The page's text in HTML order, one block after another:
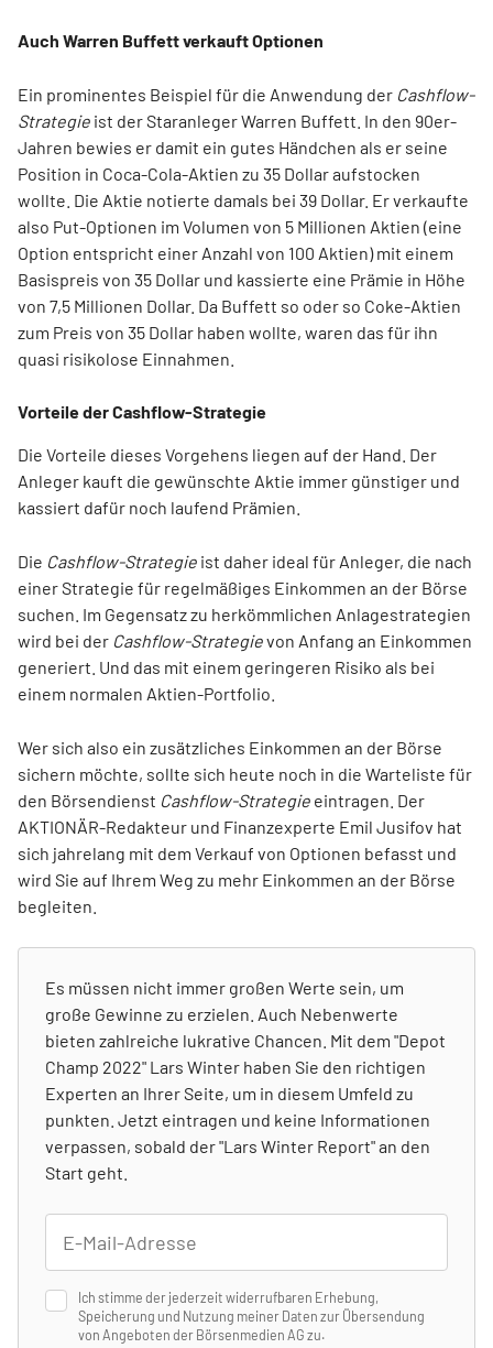
Auch Warren Buffett verkauft Optionen
Ein prominentes Beispiel für die Anwendung der Cashflow-
Strategie ist der Staranleger Warren Buffett. In den 90er-
Jahren bewies er damit ein gutes Händchen als er seine
Position in Coca-Cola-Aktien zu 35 Dollar aufstocken
wollte. Die Aktie notierte damals bei 39 Dollar. Er verkaufte
also Put-Optionen im Volumen von 5 Millionen Aktien (eine
Option entspricht einer Anzahl von 100 Aktien) mit einem
Basispreis von 35 Dollar und kassierte eine Prämie in Höhe
von 7,5 Millionen Dollar. Da Buffett so oder so Coke-Aktien
zum Preis von 35 Dollar haben wollte, waren das für ihn
quasi risikolose Einnahmen.
Vorteile der Cashflow-Strategie
Die Vorteile dieses Vorgehens liegen auf der Hand. Der
Anleger kauft die gewünschte Aktie immer günstiger und
kassiert dafür noch laufend Prämien.
Die Cashflow-Strategie ist daher ideal für Anleger, die nach
einer Strategie für regelmäßiges Einkommen an der Börse
suchen. Im Gegensatz zu herkömmlichen Anlagestrategien
wird bei der Cashflow-Strategievon Anfang an Einkommen
generiert. Und das mit einem geringeren Risiko als bei
einem normalen Aktien-Portfolio.
Wer sich also ein zusätzliches Einkommen an der Börse
sichern möchte, sollte sich heute noch in die Warteliste für
den Börsendienst Cashflow-Strategie eintragen. Der
AKTIONÄR-Redakteur und Finanzexperte Emil Jusifov hat
sich jahrelang mit dem Verkauf von Optionen befasst und
wird Sie auf Ihrem Weg zu mehr Einkommen an der Börse
begleiten.
Es müssen nicht immer großen Werte sein, um
große Gewinne zu erzielen. Auch Nebenwerte
bieten zahlreiche lukrative Chancen. Mit dem "Depot
Champ 2022" Lars Winter haben Sie den richtigen
Experten an Ihrer Seite, um in diesem Umfeld zu
punkten. Jetzt eintragen und keine Informationen
verpassen, sobald der "Lars Winter Report" an den
Start geht.
Ich stimme der jederzeit widerrufbaren Erhebung,
Speicherung und Nutzung meiner Daten zur Übersendung
von Angeboten der Börsenmedien AG zu.